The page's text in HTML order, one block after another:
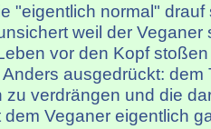
"eigentlich normal"
weil der Veganer
vor den Kopf
ausgedrückt: dem
zu verdrängen und die
Veganer eigentlich